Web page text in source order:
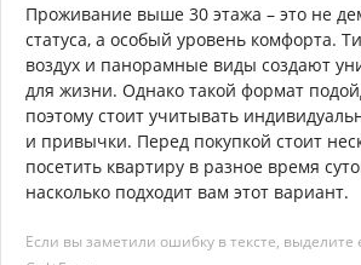
Проживание выше 30 этажа – это не
статуса, а особый уровень комфорта.
воздух и панорамные виды создают
для жизни. Однако такой формат
поэтому стоит учитывать
и привычки. Перед покупкой стоит
посетить квартиру в разное время
насколько подходит вам этот вариант.
Если вы заметили ошибку в тексте, выделите